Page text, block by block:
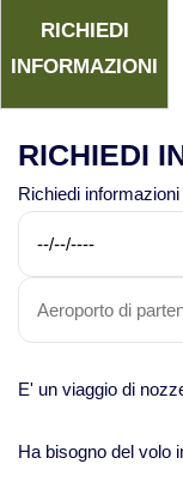
Viaggi in
Viaggi in
Viaggi in
Viaggi in
Viaggi in
Viaggi in
RICHIEDI
INFORMAZIONI
RICHIEDI
Richiedi
E' un viaggio di
Ha bisogno del